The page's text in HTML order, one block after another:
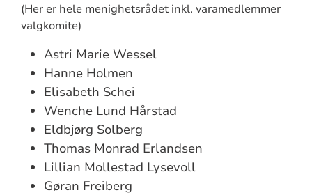
(Her er hele menighetsrådet inkl. varamedlemmer
valgkomite)
Astri Marie Wessel
Hanne Holmen
Elisabeth Schei
Wenche Lund Hårstad
Eldbjørg Solberg
Thomas Monrad Erlandsen
Lillian Mollestad Lysevoll
Gøran Freiberg